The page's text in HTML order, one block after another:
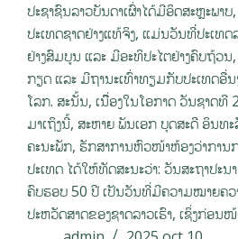
ປະຊາຊົນລາວບັນດາເຜົ່າໄດ້ມີອິດສະຫຼະພາບ
ປະເທດຊາດຢ່າງແທ້ຈິງ, ແມ່ນວັນທີ່່ປະເທດ
ຢ່າງສົມບູນ ແລະ ມີອະທິປະໄຕຢ່າງຄົບຖ້ວ
ກຽດ ແລະ ມີຖານະເທົ່າທຽມກັບປະເທດອື່
ໂລກ. ສະນັ້ນ, ເນື່ຶອງໃນໂອກາດ ວັນຊາດທີ
ມາເຖິງນີ້, ສະຫາຍ ພັນເອກ ບຸດສະດີ ອິນທະ
ຄະນະພັກ, ຮັກສາການຫົວໜ້າຫ້ອງວ່າການ
ປະເທດ ໄດ້ໃຫ້ທັດສະນະວ່າ: ວັນສະຖາປະນ
ຄົບຮອບ 50 ປີ ເປັນວັນທີ່ມີຄວາມໝາຍຄວ
ປະຫວັດສາດຂອງຊາດລາວເຮົາ, ເຊິ່ງກ່ອນ